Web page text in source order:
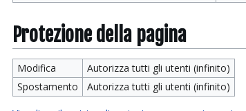
Protezione della pagina
Modifica
Autorizza tutti gli utenti (infinito)
Spostamento
Autorizza tutti gli utenti (infinito)